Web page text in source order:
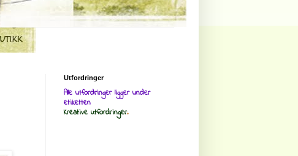
Utfordringer
Alle utfordringer ligger under
etiketten
Kreative utfordringer.